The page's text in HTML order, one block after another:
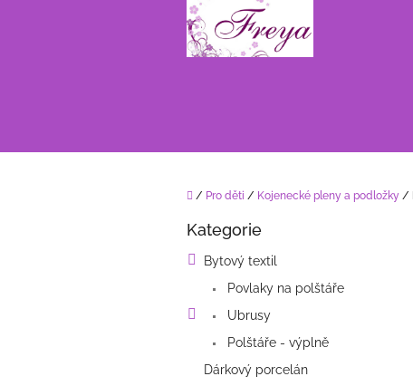
Domů
/ Pro děti / Kojenecké pleny a podložky /
Přeskočit
Kategorie
Bytový textil
Povlaky na polštáře
Ubrusy
Polštáře - výplně
Dárkový porcelán